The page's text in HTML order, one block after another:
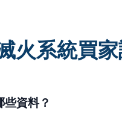
火系統買
資料？